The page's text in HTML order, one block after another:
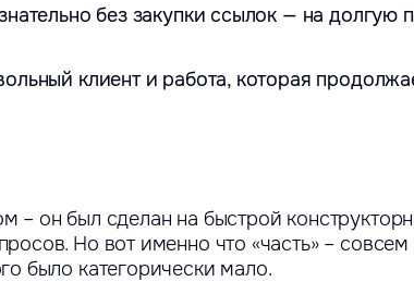
без закупки ссылок — на долгую
клиент и работа, которая
– он был сделан на быстрой
Но вот именно что «часть» –
было категорически мало.